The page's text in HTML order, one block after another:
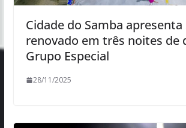
Cidade do Samba
renovado em três noites de
Grupo Especial
28/11/2025